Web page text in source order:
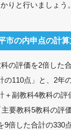
りと行いましょう。
市の内申点の計
の評価を2倍した
の110点」と、2年
＋副教科4教科の評
要教科5教科の評
9倍した合計の330